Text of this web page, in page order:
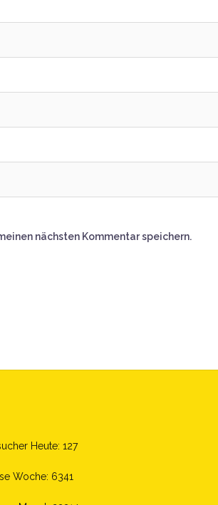
nächsten Kommentar speichern.
Heute: 127
Woche: 6341